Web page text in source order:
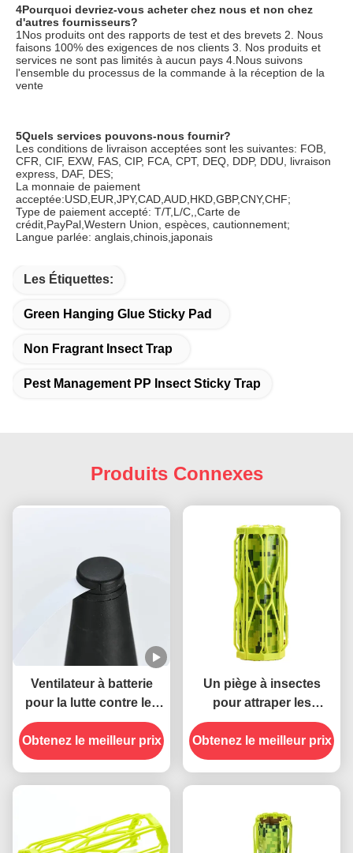
4Pourquoi devriez-vous acheter chez nous et non chez
d'autres fournisseurs?
1Nos produits ont des rapports de test et des brevets 2. Nous
faisons 100% des exigences de nos clients 3. Nos produits et
services ne sont pas limités à aucun pays 4.Nous suivons
l'ensemble du processus de la commande à la réception de la
vente
5Quels services pouvons-nous fournir?
Les conditions de livraison acceptées sont les suivantes: FOB,
CFR, CIF, EXW, FAS, CIP, FCA, CPT, DEQ, DDP, DDU, livraison
express, DAF, DES;
La monnaie de paiement
acceptée:USD,EUR,JPY,CAD,AUD,HKD,GBP,CNY,CHF;
Type de paiement accepté: T/T,L/C,,Carte de
crédit,PayPal,Western Union, espèces, cautionnement;
Langue parlée: anglais,chinois,japonais
Les Étiquettes:
Green Hanging Glue Sticky Pad
Non Fragrant Insect Trap
Pest Management PP Insect Sticky Trap
Produits Connexes
Ventilateur à batterie
pour la lutte contre les
ravageurs
Obtenez le meilleur prix
Un piège à insectes
pour attraper les
insectes dans le jardin
Obtenez le meilleur prix